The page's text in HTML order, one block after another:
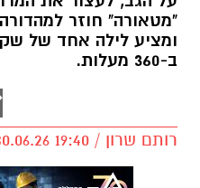
"מטאורה" חוזר
ומציע לילה אחד של
ב-360 מעלות.
רותם שרון / 19:40 30.06.26